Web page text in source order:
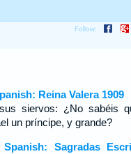
Reina Valera 1909
siervos: ¿No sabéis
un príncipe, y grande?
Sagradas